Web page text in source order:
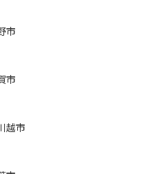
市
市
越市